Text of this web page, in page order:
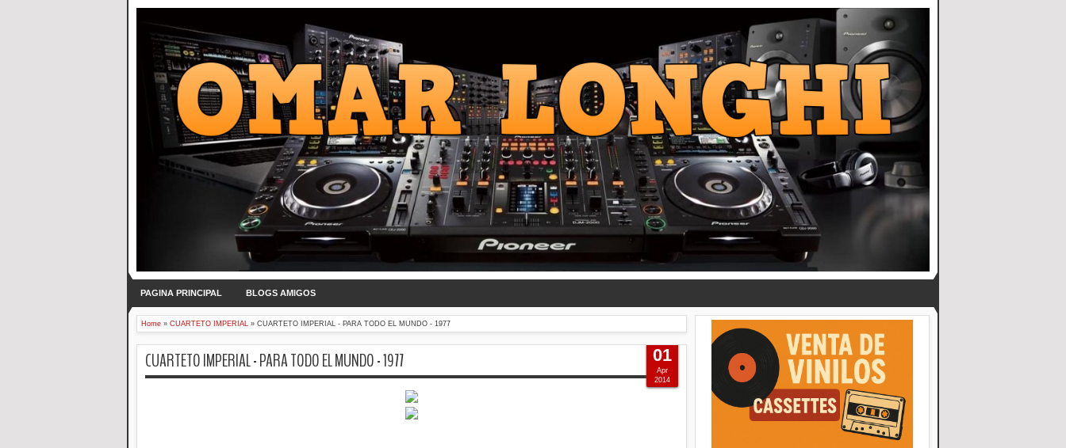
PAGINA PRINCIPAL BLOGS AMIGOS
Home » CUARTETO IMPERIAL » CUARTETO IMPERIAL - PARA TODO EL MUNDO - 1977
CUARTETO IMPERIAL - PARA TODO EL MUNDO - 1977 01
Apr
2014